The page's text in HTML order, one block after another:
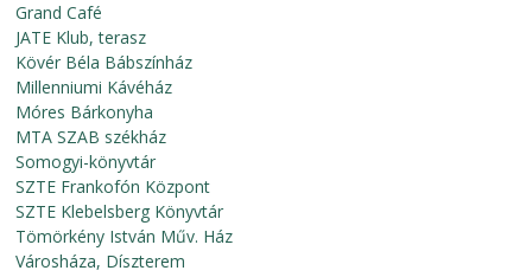
Grand Café
JATE Klub, terasz
Kövér Béla Bábszínház
Millenniumi Kávéház
Móres Bárkonyha
MTA SZAB székház
Somogyi-könyvtár
SZTE Frankofón Központ
SZTE Klebelsberg Könyvtár
Tömörkény István Műv. Ház
Városháza, Díszterem